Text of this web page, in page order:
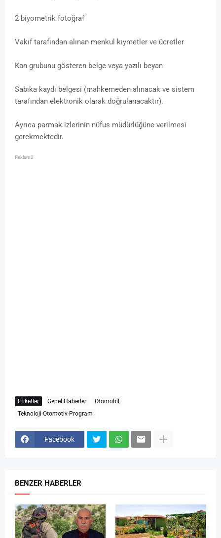
2 biyometrik fotoğraf
Vakıf tarafından alınan menkul kıymetler ve ücretler
Kan grubunu gösteren belge veya yazılı beyan
Sabıka kaydı belgesi (mahkemeden alınacak ve sistem
tarafından elektronik olarak doğrulanacaktır).
Ayrıca parmak izlerinin nüfus müdürlüğüne verilmesi
gerekmektedir.
Reklam2
Etiketler Genel Haberler
Otomobil
Teknoloji-Otomotiv-Program
Facebook
BENZER HABERLER